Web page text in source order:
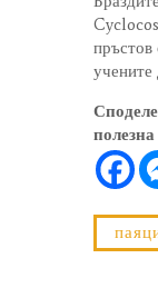
пръстов
учените